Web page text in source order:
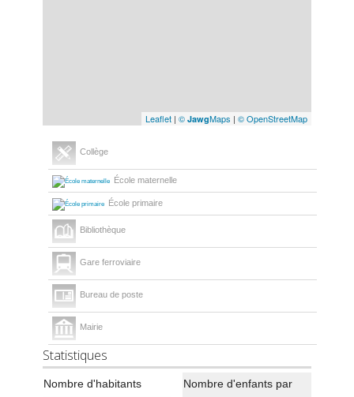
Leaflet | © JawgMaps | © OpenStreetMap
Collège
École maternelle
École primaire
Bibliothèque
Gare ferroviaire
Bureau de poste
Mairie
Statistiques
Nombre d'habitants
Nombre d'enfants par